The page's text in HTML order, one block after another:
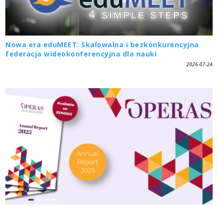
Nowa era eduMEET: Skalowalna i bezkonkurencyjna
federacja wideokonferencyjna dla nauki
2026-07-24